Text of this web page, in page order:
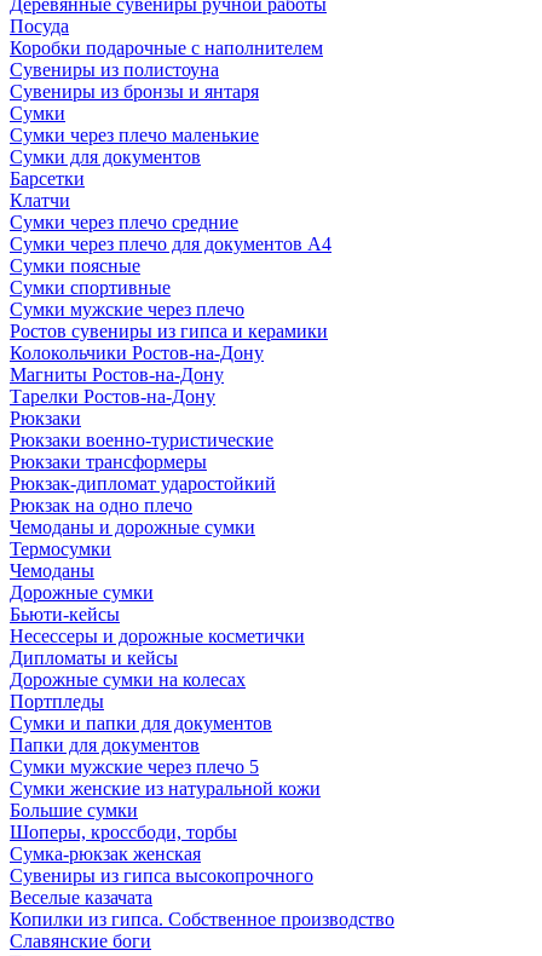
Деревянные сувениры ручной работы
Посуда
Коробки подарочные с наполнителем
Сувениры из полистоуна
Сувениры из бронзы и янтаря
Сумки
Сумки через плечо маленькие
Сумки для документов
Барсетки
Клатчи
Сумки через плечо средние
Сумки через плечо для документов А4
Сумки поясные
Сумки спортивные
Сумки мужские через плечо
Ростов сувениры из гипса и керамики
Колокольчики Ростов-на-Дону
Магниты Ростов-на-Дону
Тарелки Ростов-на-Дону
Рюкзаки
Рюкзаки военно-туристические
Рюкзаки трансформеры
Рюкзак-дипломат ударостойкий
Рюкзак на одно плечо
Чемоданы и дорожные сумки
Термосумки
Чемоданы
Дорожные сумки
Бьюти-кейсы
Несессеры и дорожные косметички
Дипломаты и кейсы
Дорожные сумки на колесах
Портпледы
Сумки и папки для документов
Папки для документов
Сумки мужские через плечо 5
Сумки женские из натуральной кожи
Большие сумки
Шоперы, кроссбоди, торбы
Сумка-рюкзак женская
Сувениры из гипса высокопрочного
Веселые казачата
Копилки из гипса. Собственное производство
Славянские боги